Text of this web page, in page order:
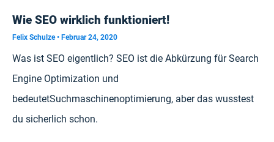
Wie SEO wirklich funktioniert!
Felix Schulze Februar 24, 2020
Was ist SEO eigentlich? SEO ist die Abkürzung für Search
Engine Optimization und
bedeutetSuchmaschinenoptimierung, aber das wusstest
du sicherlich schon.